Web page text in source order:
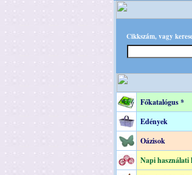
Cikkszám, vagy
Főkatalógus *
Edények
Oázisok
Napi használati
Minőségi Virágkötészeti-,